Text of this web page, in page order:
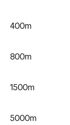
400m
800m
1500m
5000m